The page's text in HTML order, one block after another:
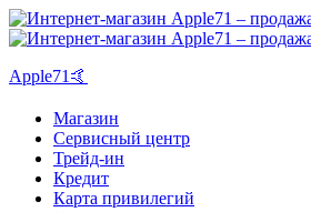
Apple71🤙
Магазин
Сервисный центр
Трейд-ин
Кредит
Карта привилегий